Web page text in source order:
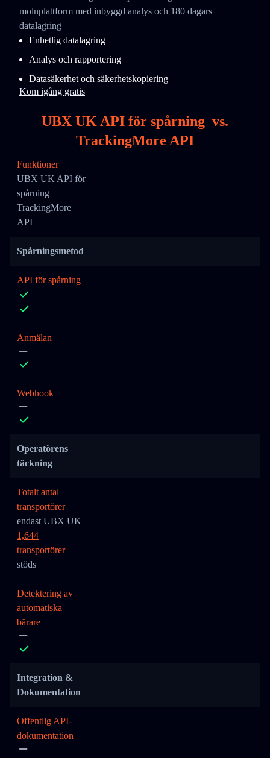
molnplattform med inbyggd analys och 180 dagars
datalagring
Enhetlig datalagring
Analys och rapportering
Datasäkerhet och säkerhetskopiering
Kom igång gratis
UBX UK API för spårning vs.
TrackingMore API
Funktioner
UBX UK API för
spårning
TrackingMore
API
Spårningsmetod
API för spårning
Anmälan
Webhook
Operatörens
täckning
Totalt antal
transportörer
endast UBX UK
1,644
transportörer
stöds
Detektering av
automatiska
bärare
Integration &
Dokumentation
Offentlig API-
dokumentation